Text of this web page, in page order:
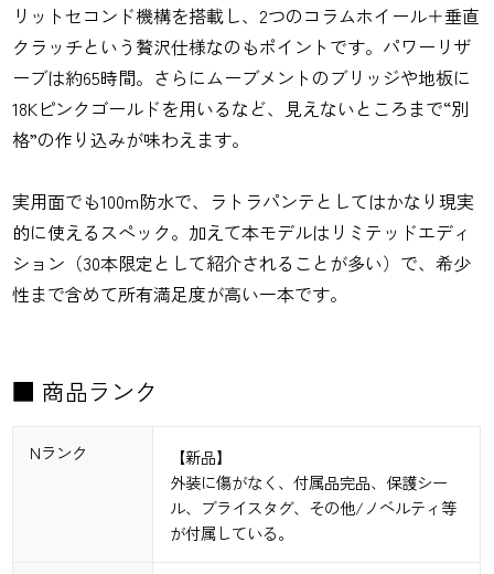
リットセコンド機構を搭載し、2つのコラムホイール＋垂直
クラッチという贅沢仕様なのもポイントです。パワーリザ
ーブは約65時間。さらにムーブメントのブリッジや地板に
18Kピンクゴールドを用いるなど、見えないところまで“別
格”の作り込みが味わえます。
実用面でも100m防水で、ラトラパンテとしてはかなり現実
的に使えるスペック。加えて本モデルはリミテッドエディ
ション（30本限定として紹介されることが多い）で、希少
性まで含めて所有満足度が高い一本です。
■ 商品ランク
Nランク
【新品】
外装に傷がなく、付属品完品、保護シー
ル、ブライスタグ、その他/ノベルティ等
が付属している。